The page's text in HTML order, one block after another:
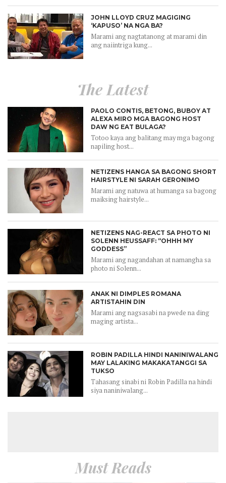
JOHN LLOYD CRUZ MAGIGING
‘KAPUSO’ NA NGA BA?
Marami ang nagtatanong at marami din
ang naiintriga kung...
The Latest
PAOLO CONTIS, BETONG, BUBOY AT
ALEXA MIRO MGA BAGONG HOST
DAW NG EAT BULAGA?
Totoo kaya ang balitang may mga bagong
napiling host...
NETIZENS HANGA SA BAGONG SHORT
HAIRSTYLE NI SARAH GERONIMO
Marami ang natuwa at humanga sa bagong
maiksing hairstyle...
NETIZENS NAG-REACT SA PHOTO NI
SOLENN HEUSSAFF: “OHHH MY
GODDESS”
Marami ang nagandahan at namangha sa
photo ni Solenn...
ANAK NI DIMPLES ROMANA
ARTISTAHIN DIN
Marami ang nagsasabi na pwede na ding
maging artista...
ROBIN PADILLA HINDI NANINIWALANG
MAY LALAKING MAKAKATANGGI SA
TUKSO
Tahasang sinabi ni Robin Padilla na hindi
siya naniniwalang...
Must Reads